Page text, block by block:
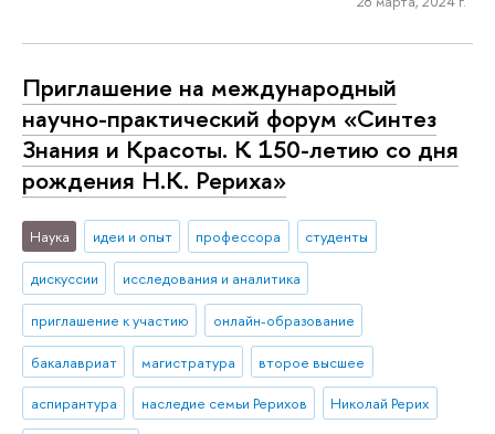
Приглашение на международный
научно-практический форум «Синтез
Знания и Красоты. К 150-летию со дня
рождения Н.К. Рериха»
Наука идеи и опыт профессора студенты
дискуссии исследования и аналитика
приглашение к участию онлайн-образование
бакалавриат магистратура второе высшее
аспирантура наследие семьи Рерихов Николай Рерих